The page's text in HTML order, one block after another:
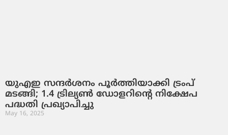
യുഎഇ സന്ദർശനം പൂർത്തിയാക്കി ട്രംപ്
മടങ്ങി; 1.4 ട്രില്യൺ ഡോളറിന്റെ നിക്ഷേപ
പദ്ധതി പ്രഖ്യാപിച്ചു
May 16, 2025